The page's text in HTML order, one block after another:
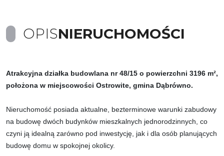
OPISNIERUCHOMOŚCI
Atrakcyjna działka budowlana nr 48/15 o powierzchni 3196 m²,
położona w miejscowości Ostrowite, gmina Dąbrówno.
Nieruchomość posiada aktualne, bezterminowe warunki zabudowy
na budowę dwóch budynków mieszkalnych jednorodzinnych, co
czyni ją idealną zarówno pod inwestycję, jak i dla osób planujących
budowę domu w spokojnej okolicy.